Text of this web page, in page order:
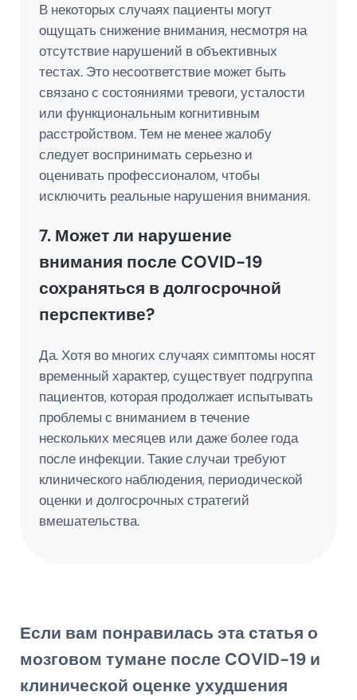
В некоторых случаях пациенты могут
ощущать снижение внимания, несмотря на
отсутствие нарушений в объективных
тестах. Это несоответствие может быть
связано с состояниями тревоги, усталости
или функциональным когнитивным
расстройством. Тем не менее жалобу
следует воспринимать серьезно и
оценивать профессионалом, чтобы
исключить реальные нарушения внимания.
7. Может ли нарушение
внимания после COVID-19
сохраняться в долгосрочной
перспективе?
Да. Хотя во многих случаях симптомы носят
временный характер, существует подгруппа
пациентов, которая продолжает испытывать
проблемы с вниманием в течение
нескольких месяцев или даже более года
после инфекции. Такие случаи требуют
клинического наблюдения, периодической
оценки и долгосрочных стратегий
вмешательства.
Если вам понравилась эта статья о
мозговом тумане после COVID-19 и
клинической оценке ухудшения